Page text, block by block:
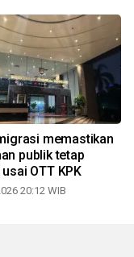
memastikan
publik tetap
OTT KPK
20:12 WIB